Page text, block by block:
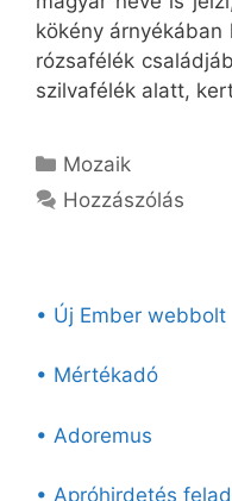
kökény
rózsafélék
szilvafélék alatt,
Kategória
Mozaik
Hozzászólás
• Új Ember webbolt
• Mértékadó
• Adoremus
• Apróhirdetés